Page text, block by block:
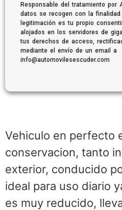
Responsable del tratamiento por
datos se recogen con la
legitimación es tu propio
alojados en los servidores de
tus derechos de acceso,
mediante el envío de un email a
info@automovilesescuder.com
Vehiculo en perfecto
conservacion, tanto
exterior, conducido
ideal para uso diario
es muy reducido,